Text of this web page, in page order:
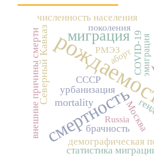
смертность
миграция
Северный Кавказ mortality
демографическая
внешние причины смерти урбанизация
статистика
Москва
численность населения
брачность
COVID-19
СССР
Russia
аборт эмиграция
РМЭЗ
поколения